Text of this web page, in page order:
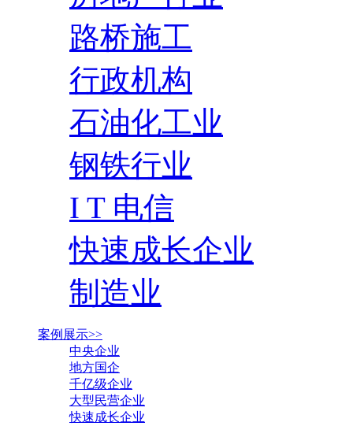
路桥施工
行政机构
石油化工业
钢铁行业
I T 电信
快速成长企业
制造业
案例展示>>
中央企业
地方国企
千亿级企业
大型民营企业
快速成长企业